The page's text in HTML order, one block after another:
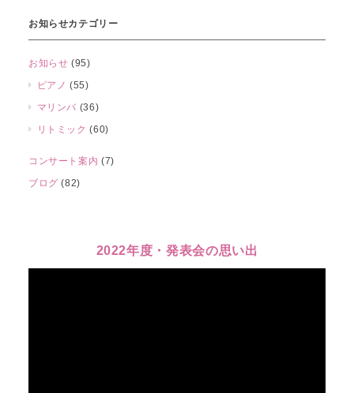
お知らせカテゴリー
お知らせ (95)
ピアノ (55)
マリンバ (36)
リトミック (60)
コンサート案内 (7)
ブログ (82)
2022年度・発表会の思い出